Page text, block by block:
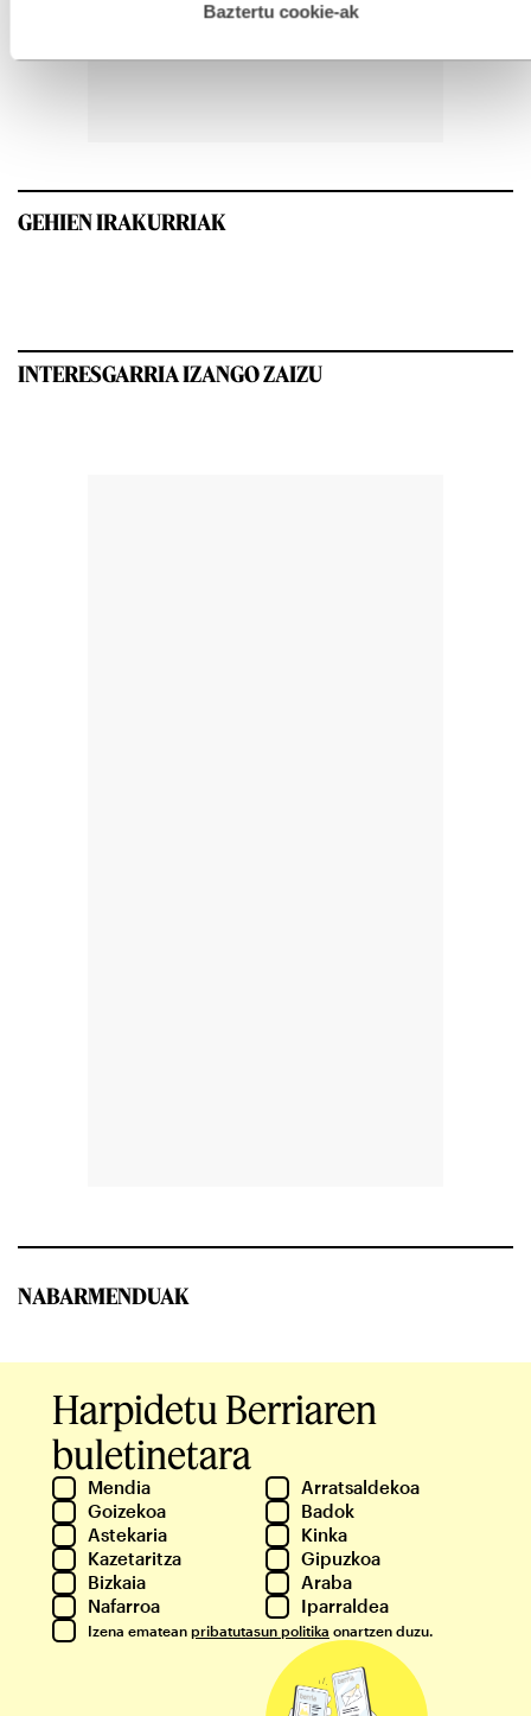
esplizitua ematen diguzu.Gehiago irakurri
Baztertu cookie-ak
GEHIEN IRAKURRIAK
INTERESGARRIA IZANGO ZAIZU
NABARMENDUAK
Harpidetu Berriaren
buletinetara
Mendia
Arratsaldekoa
Goizekoa
Badok
Astekaria
Kinka
Kazetaritza
Gipuzkoa
Bizkaia
Araba
Nafarroa
Iparraldea
Izena ematean pribatutasun politika onartzen duzu.